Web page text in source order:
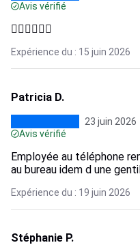
Avis vérifié
👍🏻👍🏻👍🏻
Expérience du : 15 juin 2026
Patricia D.
23 juin 2026
Avis vérifié
Employée au téléphone
au bureau idem d une
Expérience du : 19 juin 2026
Stéphanie P.